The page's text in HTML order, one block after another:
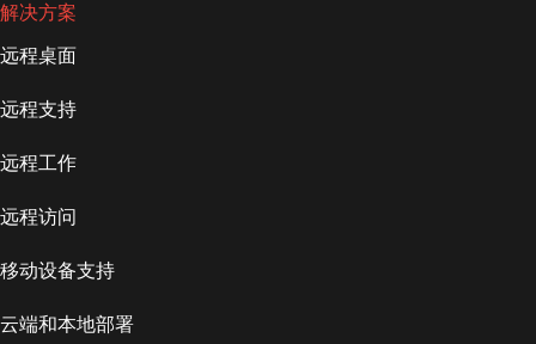
解决方案
远程桌面
远程支持
远程工作
远程访问
移动设备支持
云端和本地部署